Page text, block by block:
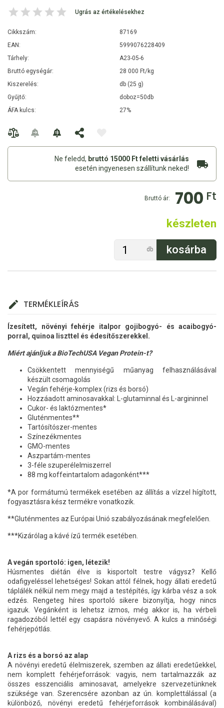
Ugrás az értékelésekhez
Cikkszám:
87169
EAN:
5999076228409
Tárhely:
A23-05-6
Bruttó egységár:
28 000 Ft/kg
Kiszerelés:
db (25 g)
Gyűjtő:
doboz=50db
ÁFA kulcs:
27%
Ne feledd, bruttó 15000 Ft feletti vásárlás
esetén ingyenesen szállítunk neked!
Bruttó ár: 700 Ft
készleten
db
TERMÉKLEÍRÁS
Ízesített, növényi fehérje italpor gojibogyó- és acaibogyó-
porral, quinoa liszttel és édesítőszerekkel.
Miért ajánljuk a BioTechUSA Vegan Protein-t?
Csökkentett mennyiségű műanyag felhasználásával
készült csomagolás
Vegán fehérje-komplex (rizs és borsó)
Hozzáadott aminosavakkal: L-glutaminnal és L-argininnel
Cukor- és laktózmentes*
Gluténmentes**
Tartósítószer-mentes
Színezékmentes
GMO-mentes
Aszpartám-mentes
3-féle szuperélelmiszerrel
88 mg koffeintartalom adagonként***
*A por formátumú termékek esetében az állítás a vízzel hígított,
fogyasztásra kész termékre vonatkozik.
**Gluténmentes az Európai Unió szabályozásának megfelelően.
***Kizárólag a kávé ízű termék esetében.
A vegán sportoló: igen, létezik!
Húsmentes diétán élve is kisportolt testre vágysz? Kellő
odafigyeléssel lehetséges! Sokan attól félnek, hogy állati eredetű
táplálék nélkül nem megy majd a testépítés, így kárba vész a sok
edzés. Rengeteg híres sportoló sikere bizonyítja, hogy nincs
igazuk. Vegánként is lehetsz izmos, még akkor is, ha vérbeli
ragadozóból lettél egy csapásra növényevő. A kulcs a minőségi
fehérjepótlás.
A rizs és a borsó az alap
A növényi eredetű élelmiszerek, szemben az állati eredetűekkel,
nem komplett fehérjeforrások: vagyis, nem tartalmazzák az
összes esszenciális aminosavat, amelyekre szervezetünknek
szüksége van. Szerencsére azonban az ún. komplettálással (a
különböző, növényi eredetű fehérjeforrások kombinálásával)